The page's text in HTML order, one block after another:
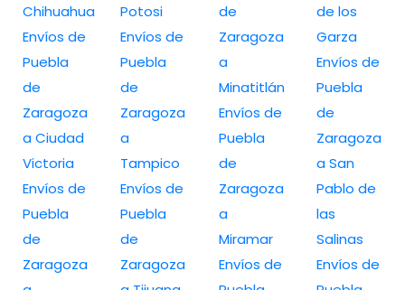
Chihuahua
Envíos de
Puebla
de
Zaragoza
a Ciudad
Victoria
Envíos de
Puebla
de
Zaragoza
Potosi
Envíos de
Puebla
de
Zaragoza
a
Tampico
Envíos de
Puebla
de
Zaragoza
de
Zaragoza
a
Minatitlán
Envíos de
Puebla
de
Zaragoza
a
Miramar
Envíos de
de los
Garza
Envíos de
Puebla
de
Zaragoza
a San
Pablo de
las
Salinas
Envíos de